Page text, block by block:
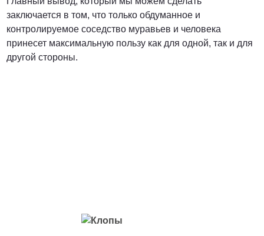
заключается в том, что только обдуманное и
контролируемое соседство муравьев и человека
принесет максимальную пользу как для одной, так и для
другой стороны.